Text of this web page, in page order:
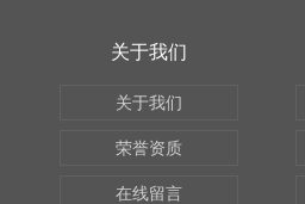
关于我们
关于我们
荣誉资质
在线留言